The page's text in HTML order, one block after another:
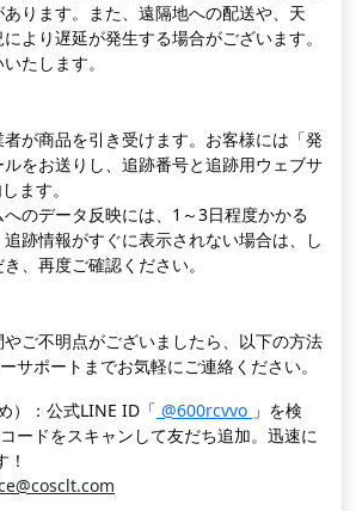
ります。また、遠隔地への配送や、天
より遅延が発生する場合がございます。
たします。
が商品を引き受けます。お客様には「発
をお送りし、追跡番号と追跡用ウェブサ
ます。
のデータ反映には、1～3日程度かかる
跡情報がすぐに表示されない場合は、し
、再度ご確認ください。
ご不明点がございましたら、以下の方法
サポートまでお気軽にご連絡ください。
）：公式LINE ID「 @600rcvvo 」を検
ードをスキャンして友だち追加。迅速に